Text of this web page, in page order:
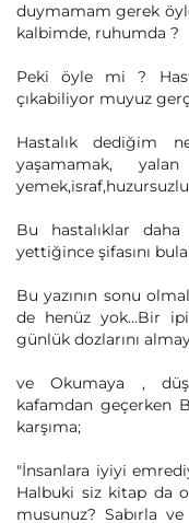
duymamam gerek
kalbimde, ruhumda ?
Peki öyle mi ?
çıkabiliyor muyuz
Hastalık dediğim
yaşamamak,
Bu hastalıklar
yettiğince şifasını
Bu yazının sonu
de henüz yok...Bir
günlük dozlarını
ve Okumaya ,
kafamdan geçerken
karşıma;
"İnsanlara iyiyi
Halbuki siz kitap da
musunuz? Sabırla